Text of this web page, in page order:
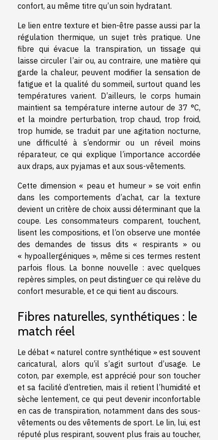
confort, au même titre qu’un soin hydratant.
Le lien entre texture et bien-être passe aussi par la
régulation thermique, un sujet très pratique. Une
fibre qui évacue la transpiration, un tissage qui
laisse circuler l’air ou, au contraire, une matière qui
garde la chaleur, peuvent modifier la sensation de
fatigue et la qualité du sommeil, surtout quand les
températures varient. D’ailleurs, le corps humain
maintient sa température interne autour de 37 °C,
et la moindre perturbation, trop chaud, trop froid,
trop humide, se traduit par une agitation nocturne,
une difficulté à s’endormir ou un réveil moins
réparateur, ce qui explique l’importance accordée
aux draps, aux pyjamas et aux sous-vêtements.
Cette dimension « peau et humeur » se voit enfin
dans les comportements d’achat, car la texture
devient un critère de choix aussi déterminant que la
coupe. Les consommateurs comparent, touchent,
lisent les compositions, et l’on observe une montée
des demandes de tissus dits « respirants » ou
« hypoallergéniques », même si ces termes restent
parfois flous. La bonne nouvelle : avec quelques
repères simples, on peut distinguer ce qui relève du
confort mesurable, et ce qui tient au discours.
Fibres naturelles, synthétiques : le
match réel
Le débat « naturel contre synthétique » est souvent
caricatural, alors qu’il s’agit surtout d’usage. Le
coton, par exemple, est apprécié pour son toucher
et sa facilité d’entretien, mais il retient l’humidité et
sèche lentement, ce qui peut devenir inconfortable
en cas de transpiration, notamment dans des sous-
vêtements ou des vêtements de sport. Le lin, lui, est
réputé plus respirant, souvent plus frais au toucher,